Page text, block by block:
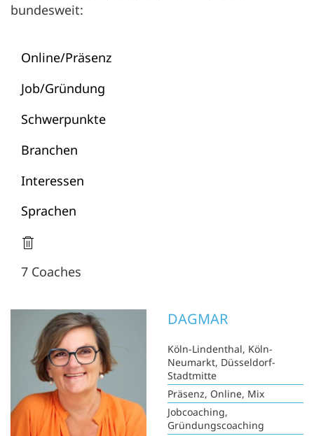
bundesweit:
Online/Präsenz
Job/Gründung
Schwerpunkte
Branchen
Interessen
Sprachen
7 Coaches
DAGMAR
Köln-Lindenthal, Köln-
Neumarkt, Düsseldorf-
Stadtmitte
Präsenz, Online, Mix
Jobcoaching,
Gründungscoaching